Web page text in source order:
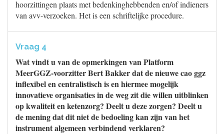
hoorzittingen plaats met bedenkinghebbenden en/of indieners
van avv-verzoeken. Het is een schriftelijke procedure.
Vraag 4
Wat vindt u van de opmerkingen van Platform
MeerGGZ-voorzitter Bert Bakker dat de nieuwe cao ggz
inflexibel en centralistisch is en hiermee mogelijk
innovatieve organisaties in de weg zit die willen uitblinken
op kwaliteit en ketenzorg? Deelt u deze zorgen? Deelt u
de mening dat dit niet de bedoeling kan zijn van het
instrument algemeen verbindend verklaren?